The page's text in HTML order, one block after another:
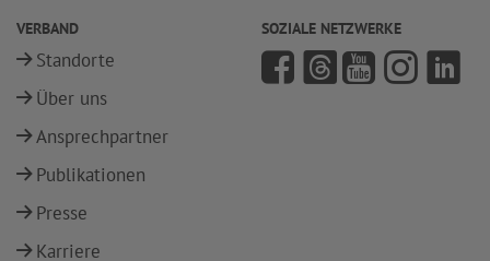
VERBAND
Standorte
Über uns
Ansprechpartner
Publikationen
Presse
Karriere
SOZIALE NETZWERKE